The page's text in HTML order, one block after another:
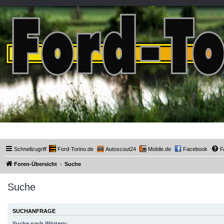
Ford-Torino.de
Schnellzugriff Ford-Torino.de Autoscout24 Mobile.de Facebook
Foren-Übersicht Suche
Suche
SUCHANFRAGE